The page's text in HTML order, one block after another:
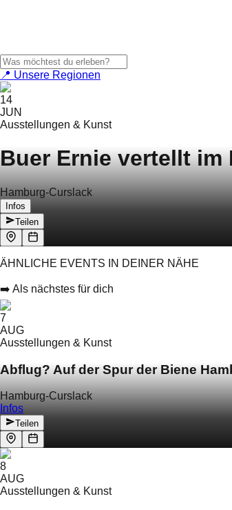
📍 Unsere Regionen
14
JUN
Ausstellungen & Kunst
Buer Ernie vertellt im
Hamburg-Curslack
Infos
Teilen
ÄHNLICHE EVENTS IN DEINER NÄHE
➡️ Als nächstes für dich
7
AUG
Ausstellungen & Kunst
Abflug? Auf der Spur der Biene
Hamburg-Curslack
Infos
Teilen
8
AUG
Ausstellungen & Kunst